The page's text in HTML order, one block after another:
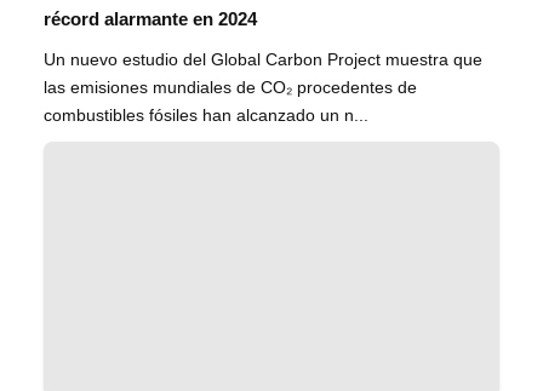
récord alarmante en 2024
Un nuevo estudio del Global Carbon Project muestra que
las emisiones mundiales de CO₂ procedentes de
combustibles fósiles han alcanzado un n...